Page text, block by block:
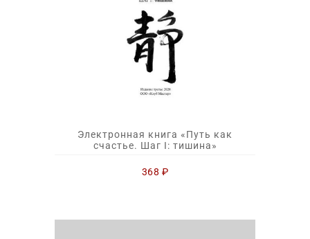
Электронная книга «Путь как
счастье. Шаг I: тишина»
368 ₽